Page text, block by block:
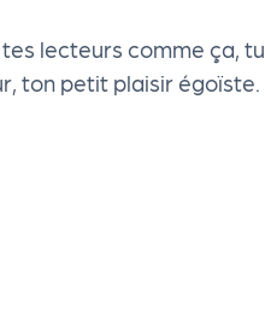
tes lecteurs comme ça, tu
ton petit plaisir égoïste.